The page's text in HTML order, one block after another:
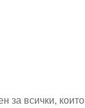
за всички, които